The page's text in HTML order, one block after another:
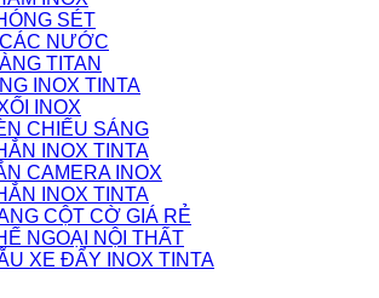
SÉT
NƯỚC
TITAN
INOX TINTA
INOX
CHIẾU SÁNG
INOX TINTA
CAMERA INOX
INOX TINTA
CỘT CỜ GIÁ RẺ
NGOẠI NỘI THẤT
XE ĐẨY INOX TINTA